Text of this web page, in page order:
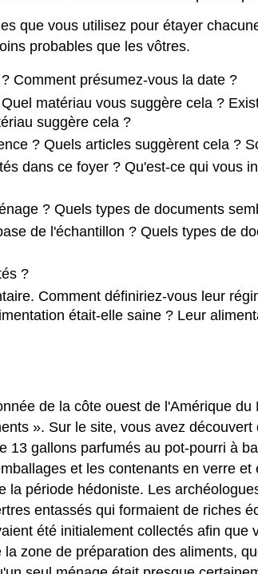
que vous utilisez pour étayer
probables que les vôtres.
Comment présumez-vous la date ?
matériau vous suggère cela ?
suggère cela ?
? Quels articles suggèrent cela ?
dans ce foyer ? Qu'est-ce qui vous
? Quels types de documents
de l'échantillon ? Quels types de
?
Comment définiriez-vous leur
était-elle saine ? Leur
de la côte ouest de l'Amérique
». Sur le site, vous avez
gallons parfumés au pot-pourri à
et les contenants en verre
période hédoniste. Les
entassés qui formaient de riches
été initialement collectés afin
zone de préparation des aliments,